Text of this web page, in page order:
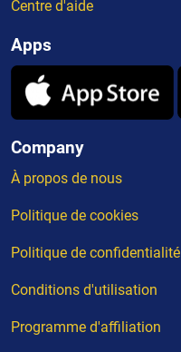
Centre d'aide
Apps
Company
À propos de nous
Politique de cookies
Politique de confidentialité
Conditions d'utilisation
Programme d'affiliation